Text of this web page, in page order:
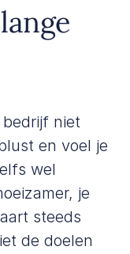
niet
en voel je
wel
je
steeds
de doelen